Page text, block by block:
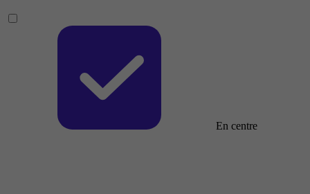
En centre